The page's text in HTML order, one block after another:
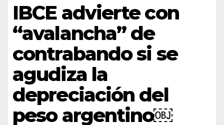
IBCE advierte con
“avalancha” de
contrabando si se
agudiza la
depreciación del
peso argentino￼